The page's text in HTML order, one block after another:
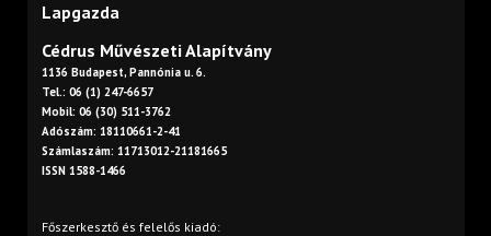
Lapgazda
Cédrus Művészeti Alapítvány
1136 Budapest, Pannónia u. 6.
Tel.: 06 (1) 247-6657
Mobil: 06 (30) 511-3762
Adószám: 18110661-2-41
Számlaszám: 11713012-21181665
ISSN 1588-1466
Főszerkesztő és felelős kiadó: